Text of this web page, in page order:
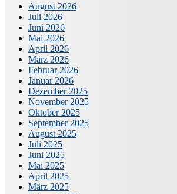
August 2026
Juli 2026
Juni 2026
Mai 2026
April 2026
März 2026
Februar 2026
Januar 2026
Dezember 2025
November 2025
Oktober 2025
September 2025
August 2025
Juli 2025
Juni 2025
Mai 2025
April 2025
März 2025